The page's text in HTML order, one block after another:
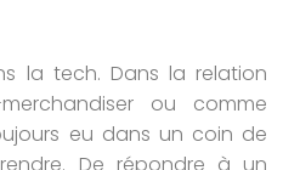
la tech. Dans la relation
ou comme
eu dans un coin de